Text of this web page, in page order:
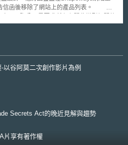
上下班時間，評估可能遇到不同的風險。
域的成功時間盡可能延長，使應變小組有
止入侵。最後，機關若能擁有獨立建物
計預防犯罪（Crime prevention through
」，避免建物有太多死角而易於進行不法
險評估劃分工作區，並賦予相應的控管措
進出的作業區，故得使用、儲存的資訊及
級管制區是所有員工及委外廠商的自由出
客區或展示區；三級以上管制區則對於能
各項管理流程。例如交通管理方面，可利
市交通狀況的影響，以利政府提出相應解
計畫的過程中執委會不僅會支援歐盟各國
推動民間開發、應用人工智慧技術，以提
規定，故建議FCC駁回有線電視業者之申
電視業者之間競爭逐漸白熱化，執行局建
函後移除了網站上的產品列表。 根
神奇寶貝遊戲名稱用於此盆栽設計名稱，
近2.5英吋(6.5公分)高，售價為49美元，
過我原本預期該公司會追蹤的是那些有更
計的原因就在於神奇寶貝本身的動物本質
議中會發生甚麼事。 3D列印設
不只無法獲利也有侵權的風險。
以谷阿莫二次創作影片為例
Secrets Act的晚近見解與趨勢
片享有著作權